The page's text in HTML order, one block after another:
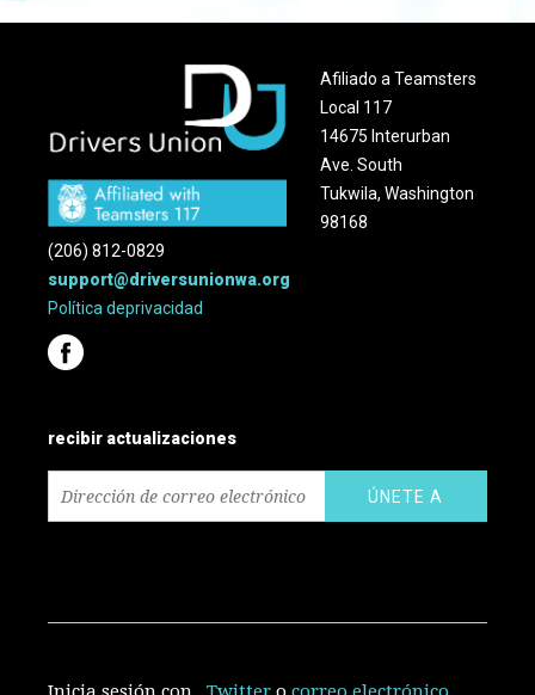
Afiliado a Teamsters
Local 117
14675 Interurban
Ave. South
Tukwila, Washington
98168
(206) 812-0829
support@driversunionwa.org
Política deprivacidad
recibir actualizaciones